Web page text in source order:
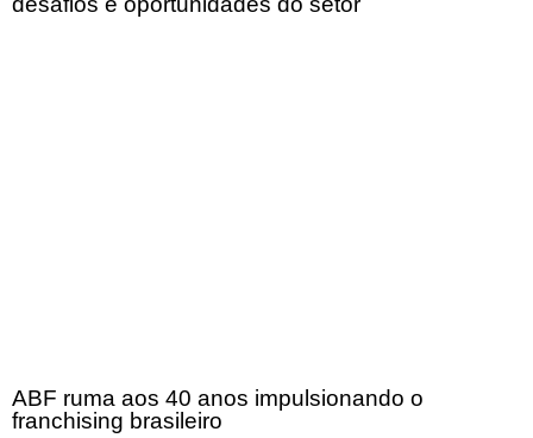
ABF ruma aos 40 anos impulsionando o
franchising brasileiro